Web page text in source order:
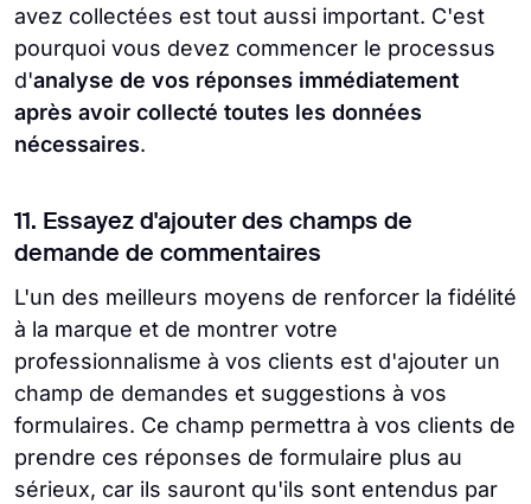
avez collectées est tout aussi important. C'est
pourquoi vous devez commencer le processus
d'analyse de vos réponses immédiatement
après avoir collecté toutes les données
nécessaires.
11. Essayez d'ajouter des champs de
demande de commentaires
L'un des meilleurs moyens de renforcer la fidélité
à la marque et de montrer votre
professionnalisme à vos clients est d'ajouter un
champ de demandes et suggestions à vos
formulaires. Ce champ permettra à vos clients de
prendre ces réponses de formulaire plus au
sérieux, car ils sauront qu'ils sont entendus par